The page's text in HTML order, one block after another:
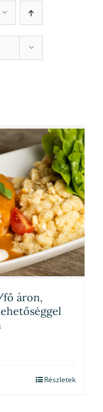
fő áron,
Részletek